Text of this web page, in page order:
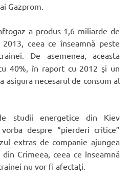
Gazprom.
a produs 1,6 miliarde de
ceea ce înseamnă peste
De asemenea, aceasta
40%, în raport cu 2012 şi un
necesarul de consum al
studii energetice din Kiev
despre “pierderi critice”
extras de companie ajungea
Crimeea, ceea ce înseamnă
nu vor fi afectaţi.